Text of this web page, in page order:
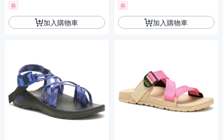
券
加入購物車
券
加入購物車